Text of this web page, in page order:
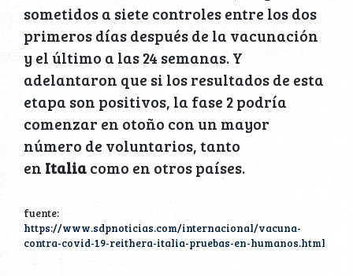
sometidos a siete controles entre los dos
primeros días después de la vacunación
y el último a las 24 semanas. Y
adelantaron que si los resultados de esta
etapa son positivos, la fase 2 podría
comenzar en otoño con un mayor
número de voluntarios, tanto
en Italiacomo en otros países.
fuente:
https://www.sdpnoticias.com/internacional/vacuna-
contra-covid-19-reithera-italia-pruebas-en-humanos.html